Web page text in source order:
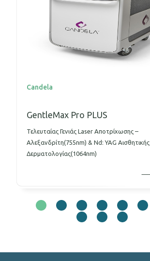
Candela
GentleMax Pro PLUS
Τελευταίας Γενιάς Laser Αποτρίχωσης –
Αλεξανδρίτη(755nm) & Nd: YAG Αισθητικής
Δερματολογίας(1064nm)